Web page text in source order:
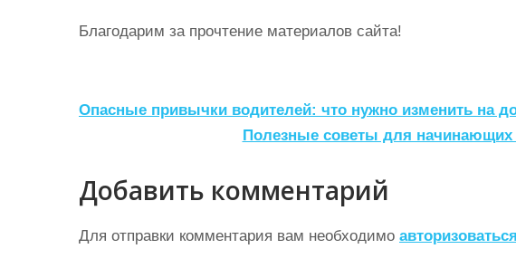
Благодарим за прочтение материалов сайта!
Н
в
и
г
Опасные привычки водителей: что нужно изменить на
Полезные советы для начинающих
Добавить комментарий
Для отправки комментария вам необходимо авторизоваться